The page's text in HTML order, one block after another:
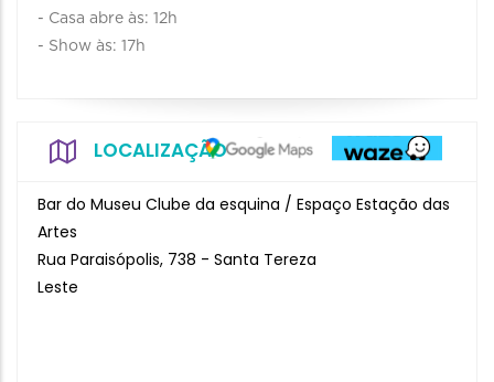
- Casa abre às: 12h
- Show às: 17h
LOCALIZAÇÃO
Bar do Museu Clube da esquina / Espaço Estação das
Artes
Rua Paraisópolis, 738 - Santa Tereza
Leste